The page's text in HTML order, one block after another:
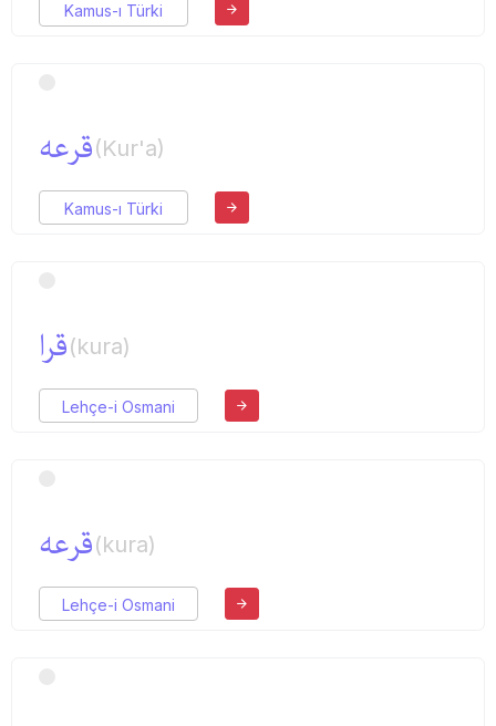
Kamus-ı Türki
قرعه(Kur'a)
Kamus-ı Türki
قرا(kura)
Lehçe-i Osmani
قرعه(kura)
Lehçe-i Osmani